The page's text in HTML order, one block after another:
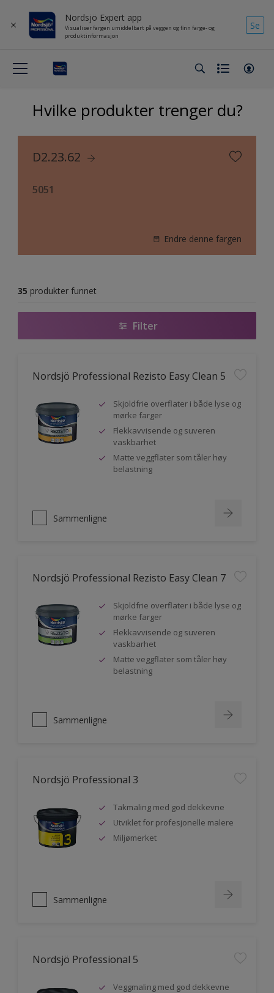
Nordsjö Expert app
Visualiser fargen umiddelbart på veggen og finn farge- og
produktinformasjon
Se
Hvilke produkter trenger du?
D2.23.62
5051
Endre denne fargen
35 produkter funnet
Filter
Nordsjö Professional Rezisto Easy Clean 5
Skjoldfrie overflater i både lyse og
mørke farger
Flekkavvisende og suveren
vaskbarhet
Matte veggflater som tåler høy
belastning
Sammenligne
Nordsjö Professional Rezisto Easy Clean 7
Skjoldfrie overflater i både lyse og
mørke farger
Flekkavvisende og suveren
vaskbarhet
Matte veggflater som tåler høy
belastning
Sammenligne
Nordsjö Professional 3
Takmaling med god dekkevne
Utviklet for profesjonelle malere
Miljømerket
Sammenligne
Nordsjö Professional 5
Veggmaling med god dekkevne